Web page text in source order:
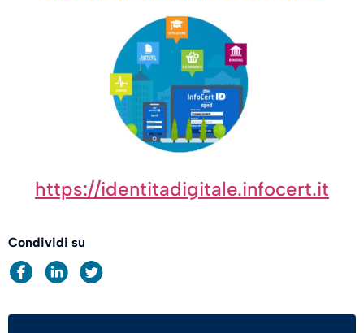
https://identitadigitale.infocert.it
Condividi su